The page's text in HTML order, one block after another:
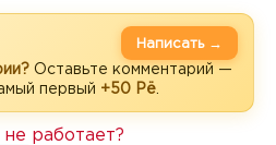
Оставьте комментарий —
первый +50 Рё
Написать →
не работает?